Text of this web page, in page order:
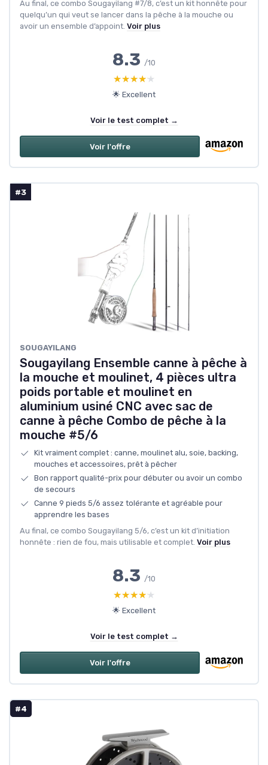
Au final, ce combo Sougayilang #7/8, c’est un kit honnête pour
quelqu’un qui veut se lancer dans la pêche à la mouche ou
avoir un ensemble d’appoint. Voir plus
8.3 /10
★★★★★
★★★★★
🌟 Excellent
Voir le test complet →
Voir l'offre
#3
SOUGAYILANG
Sougayilang Ensemble canne à pêche à
la mouche et moulinet, 4 pièces ultra
poids portable et moulinet en
aluminium usiné CNC avec sac de
canne à pêche Combo de pêche à la
mouche #5/6
Kit vraiment complet : canne, moulinet alu, soie, backing,
mouches et accessoires, prêt à pêcher
Bon rapport qualité-prix pour débuter ou avoir un combo
de secours
Canne 9 pieds 5/6 assez tolérante et agréable pour
apprendre les bases
Au final, ce combo Sougayilang 5/6, c’est un kit d’initiation
honnête : rien de fou, mais utilisable et complet. Voir plus
8.3 /10
★★★★★
★★★★★
🌟 Excellent
Voir le test complet →
Voir l'offre
#4